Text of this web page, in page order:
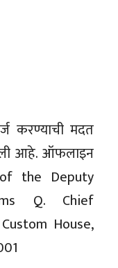
करण्याची मदत
आहे. ऑफलाइन
of the Deputy
Q. Chief
House,